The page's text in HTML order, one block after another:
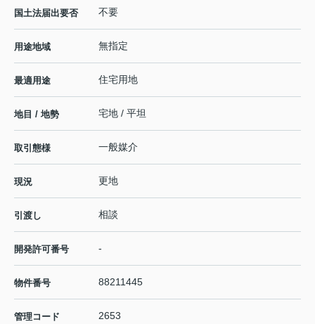
国土法届出要否 不要
用途地域 無指定
最適用途 住宅用地
地目 / 地勢 宅地 / 平坦
取引態様 一般媒介
現況 更地
引渡し 相談
開発許可番号 -
物件番号 88211445
管理コード 2653